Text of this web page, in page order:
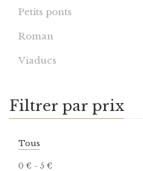
Petits ponts
Roman
Viaducs
Filtrer par prix
Tous
0 € - 5 €